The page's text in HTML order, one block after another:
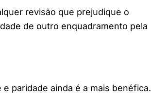
revisão que prejudique o
de outro enquadramento pela
paridade ainda é a mais benéfica.